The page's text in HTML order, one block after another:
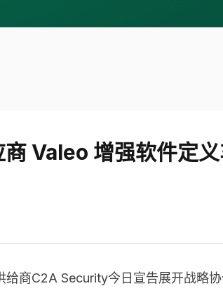
Valeo 增强软件定义
商C2A Security今日宣告展开战略